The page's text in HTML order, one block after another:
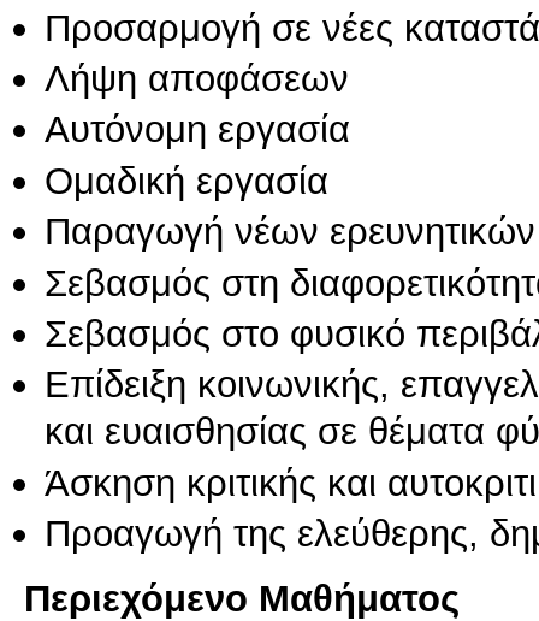
Προσαρμογή σε νέες
Λήψη αποφάσεων
Αυτόνομη εργασία
Ομαδική εργασία
Παραγωγή νέων
Σεβασμός στη
Σεβασμός στο φυσικό
Επίδειξη κοινωνικής,
και ευαισθησίας σε θέματα
Άσκηση κριτικής και
Προαγωγή της ελεύθερης,
Περιεχόμενο Μαθήματος